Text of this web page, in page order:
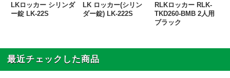
LKロッカー シリンダ
ー錠 LK-22S
LK ロッカー(シリン
ダー錠) LK-222S
RLKロッカー RLK-
TKD260-BMB 2人用
ブラック
最近チェックした商品